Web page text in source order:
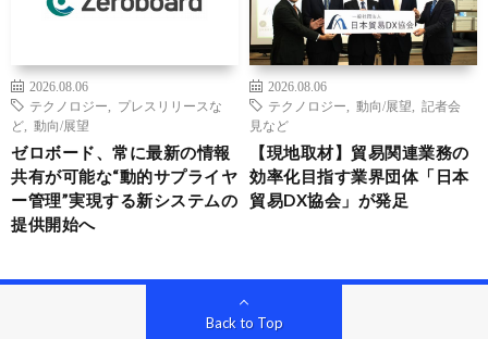
2026.08.06
テクノロジー
プレスリリースな
ど
動向/展望
ゼロボード、常に最新の情報
共有が可能な“動的サプライヤ
ー管理”実現する新システムの
提供開始へ
2026.08.06
テクノロジー
動向/展望
記者会
見など
【現地取材】貿易関連業務の
効率化目指す業界団体「日本
貿易DX協会」が発足
Back to Top